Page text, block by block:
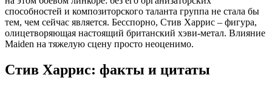
способностей и композиторского таланта группа не стала бы
тем, чем сейчас является. Бесспорно, Стив Харрис – фигура,
олицетворяющая настоящий британский хэви-метал. Влияние
Maiden на тяжелую сцену просто неоценимо.
Стив Харрис: факты и цитаты